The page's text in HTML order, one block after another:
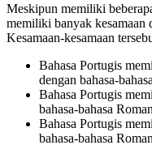
Meskipun memiliki
memiliki banyak kesamaan
Kesamaan-kesamaan
Bahasa Portugis
dengan bahasa-
Bahasa Portugis
bahasa-bahasa
Bahasa Portugis
bahasa-bahasa